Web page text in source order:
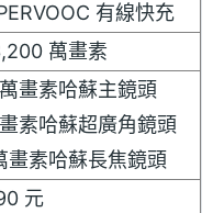
有線快充
萬畫素
畫素哈蘇主鏡頭
素哈蘇超廣角鏡頭
畫素哈蘇長焦鏡頭
元